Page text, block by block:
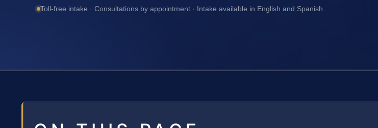
Toll-free intake · Consultations by appointment · Intake available in English and Spanish